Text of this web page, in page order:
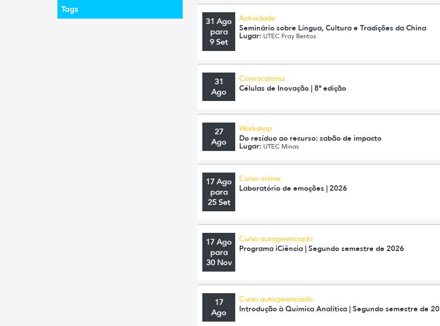
Tags
31 Ago
para
9 Set
Actividade
Seminário sobre Língua, Cultura e Tradições da China
Lugar: UTEC Fray Bentos
31
Ago
Convocatória
Células de Inovação | 8ª edição
27
Ago
Workshop
Do resíduo ao recurso: sabão de impacto
Lugar: UTEC Minas
17 Ago
para
25 Set
Curso online
Laboratório de emoções | 2026
17 Ago
para
30 Nov
Curso autogerenciado
Programa iCiência | Segundo semestre de 2026
17
Ago
Curso autogerenciado
Introdução à Química Analítica | Segundo semestre de